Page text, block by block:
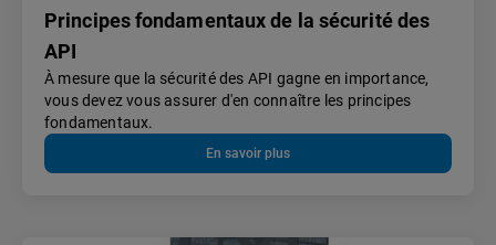
Principes fondamentaux de la sécurité des
API
À mesure que la sécurité des API gagne en importance,
vous devez vous assurer d'en connaître les principes
fondamentaux.
En savoir plus